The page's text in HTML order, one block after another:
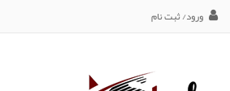
ورود/ ثبت نام